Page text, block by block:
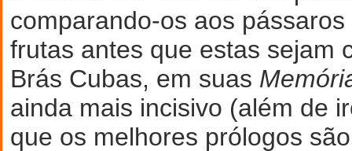
comparando-os aos
frutas antes que estas sejam
Brás Cubas, em suas
ainda mais incisivo (além de
que os melhores prólogos